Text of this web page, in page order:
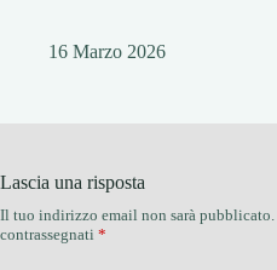
16 Marzo 2026
Lascia una risposta
Il tuo indirizzo email non sarà pubblicato.
contrassegnati *